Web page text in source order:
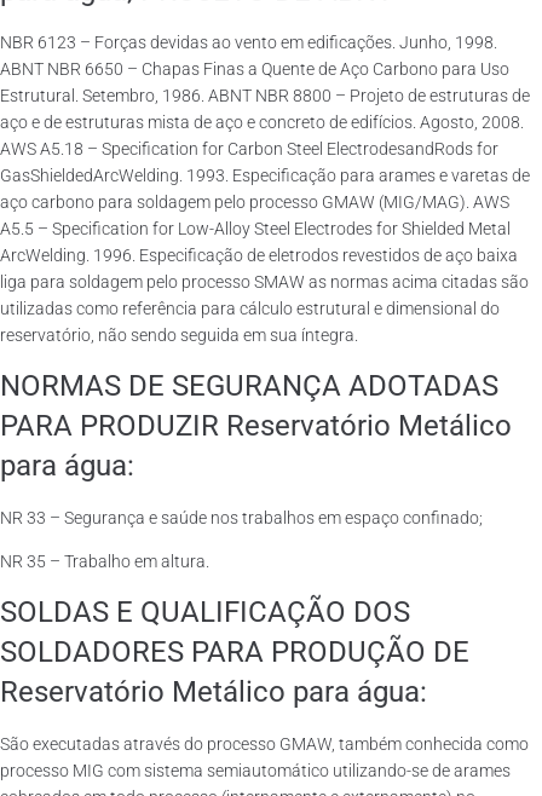
NBR 6123 – Forças devidas ao vento em edificações. Junho, 1998.
ABNT NBR 6650 – Chapas Finas a Quente de Aço Carbono para Uso
Estrutural. Setembro, 1986. ABNT NBR 8800 – Projeto de estruturas de
aço e de estruturas mista de aço e concreto de edifícios. Agosto, 2008.
AWS A5.18 – Specification for Carbon Steel ElectrodesandRods for
GasShieldedArcWelding. 1993. Especificação para arames e varetas de
aço carbono para soldagem pelo processo GMAW (MIG/MAG). AWS
A5.5 – Specification for Low-Alloy Steel Electrodes for Shielded Metal
ArcWelding. 1996. Especificação de eletrodos revestidos de aço baixa
liga para soldagem pelo processo SMAW as normas acima citadas são
utilizadas como referência para cálculo estrutural e dimensional do
reservatório, não sendo seguida em sua íntegra.
NORMAS DE SEGURANÇA ADOTADAS
PARA PRODUZIR Reservatório Metálico
para água:
NR 33 – Segurança e saúde nos trabalhos em espaço confinado;
NR 35 – Trabalho em altura.
SOLDAS E QUALIFICAÇÃO DOS
SOLDADORES PARA PRODUÇÃO DE
Reservatório Metálico para água:
São executadas através do processo GMAW, também conhecida como
processo MIG com sistema semiautomático utilizando-se de arames